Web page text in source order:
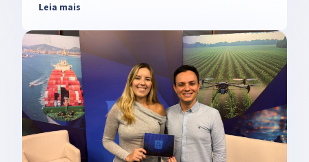
Leia mais